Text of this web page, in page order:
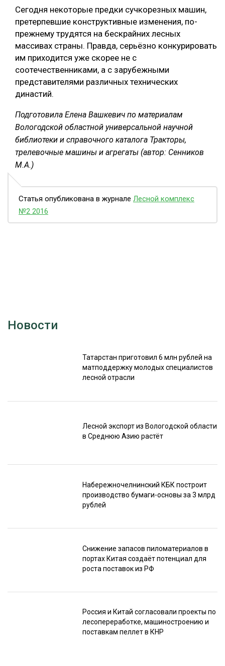
Сегодня некоторые предки сучкорезных машин,
претерпевшие конструктивные изменения, по-
прежнему трудятся на бескрайних лесных
массивах страны. Правда, серьёзно конкурировать
им приходится уже скорее не с
соотечественниками, а с зарубежными
представителями различных технических
династий.
Подготовила Елена Вашкевич по материалам
Вологодской областной универсальной научной
библиотеки и справочного каталога Тракторы,
трелевочные машины и агрегаты (автор: Сенников
М.А.)
Статья опубликована в журнале Лесной комплекс
№2 2016
Новости
Татарстан приготовил 6 млн рублей на
матподдержку молодых специалистов
лесной отрасли
Лесной экспорт из Вологодской области
в Среднюю Азию растёт
Набережночелнинский КБК построит
производство бумаги-основы за 3 млрд
рублей
Снижение запасов пиломатериалов в
портах Китая создаёт потенциал для
роста поставок из РФ
Россия и Китай согласовали проекты по
лесопереработке, машиностроению и
поставкам пеллет в КНР